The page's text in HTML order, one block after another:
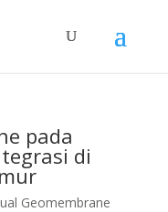
pada
di
Geomembrane